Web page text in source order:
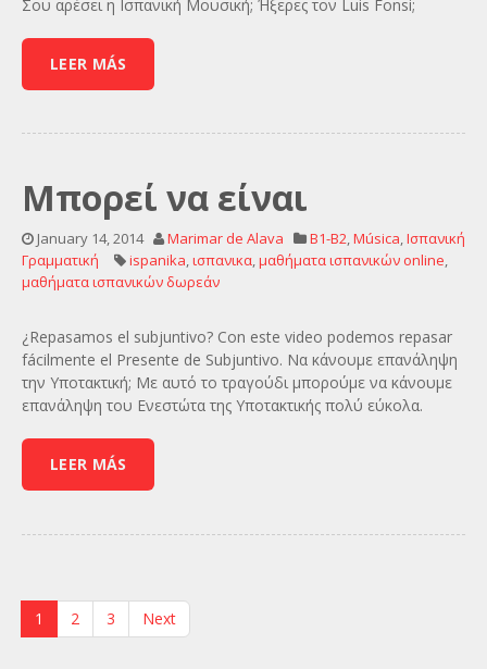
Σου αρέσει η Ισπανική Μουσική; Ήξερες τον Luis Fonsi;
LEER MÁS
Μπορεί να είναι
January 14, 2014 Marimar de Alava B1-B2 Música Ισπανική
Γραμματική
ispanika ισπανικα μαθήματα ισπανικών online
μαθήματα ισπανικών δωρεάν
¿Repasamos el subjuntivo? Con este video podemos repasar
fácilmente el Presente de Subjuntivo. Να κάνουμε επανάληψη
την Υποτακτική; Με αυτό το τραγούδι μπορούμε να κάνουμε
επανάληψη του Ενεστώτα της Υποτακτικής πολύ εύκολα.
LEER MÁS
1 2 3 Next